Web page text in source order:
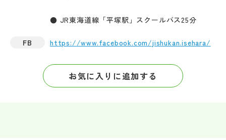
● JR東海道線「平塚駅」スクールバス25分
FB https://www.facebook.com/jishukan.isehara/
お気に入りに追加する